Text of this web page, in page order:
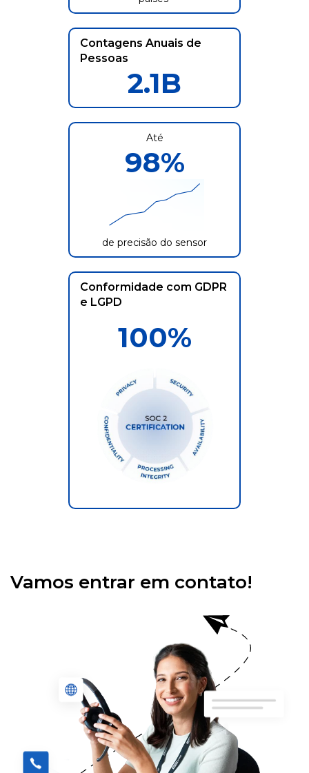
Contagens Anuais de
Pessoas
2.1B
Até
98%
de precisão do sensor
Conformidade com GDPR
e LGPD
100%
Vamos entrar em contato!